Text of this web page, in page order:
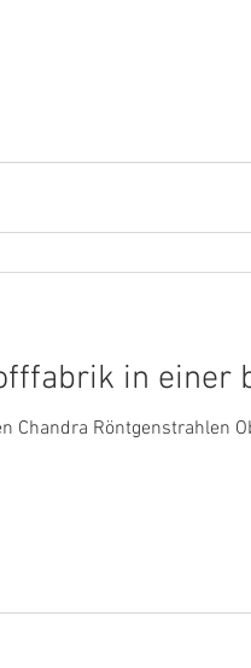
in einer
Chandra Röntgenstrahlen